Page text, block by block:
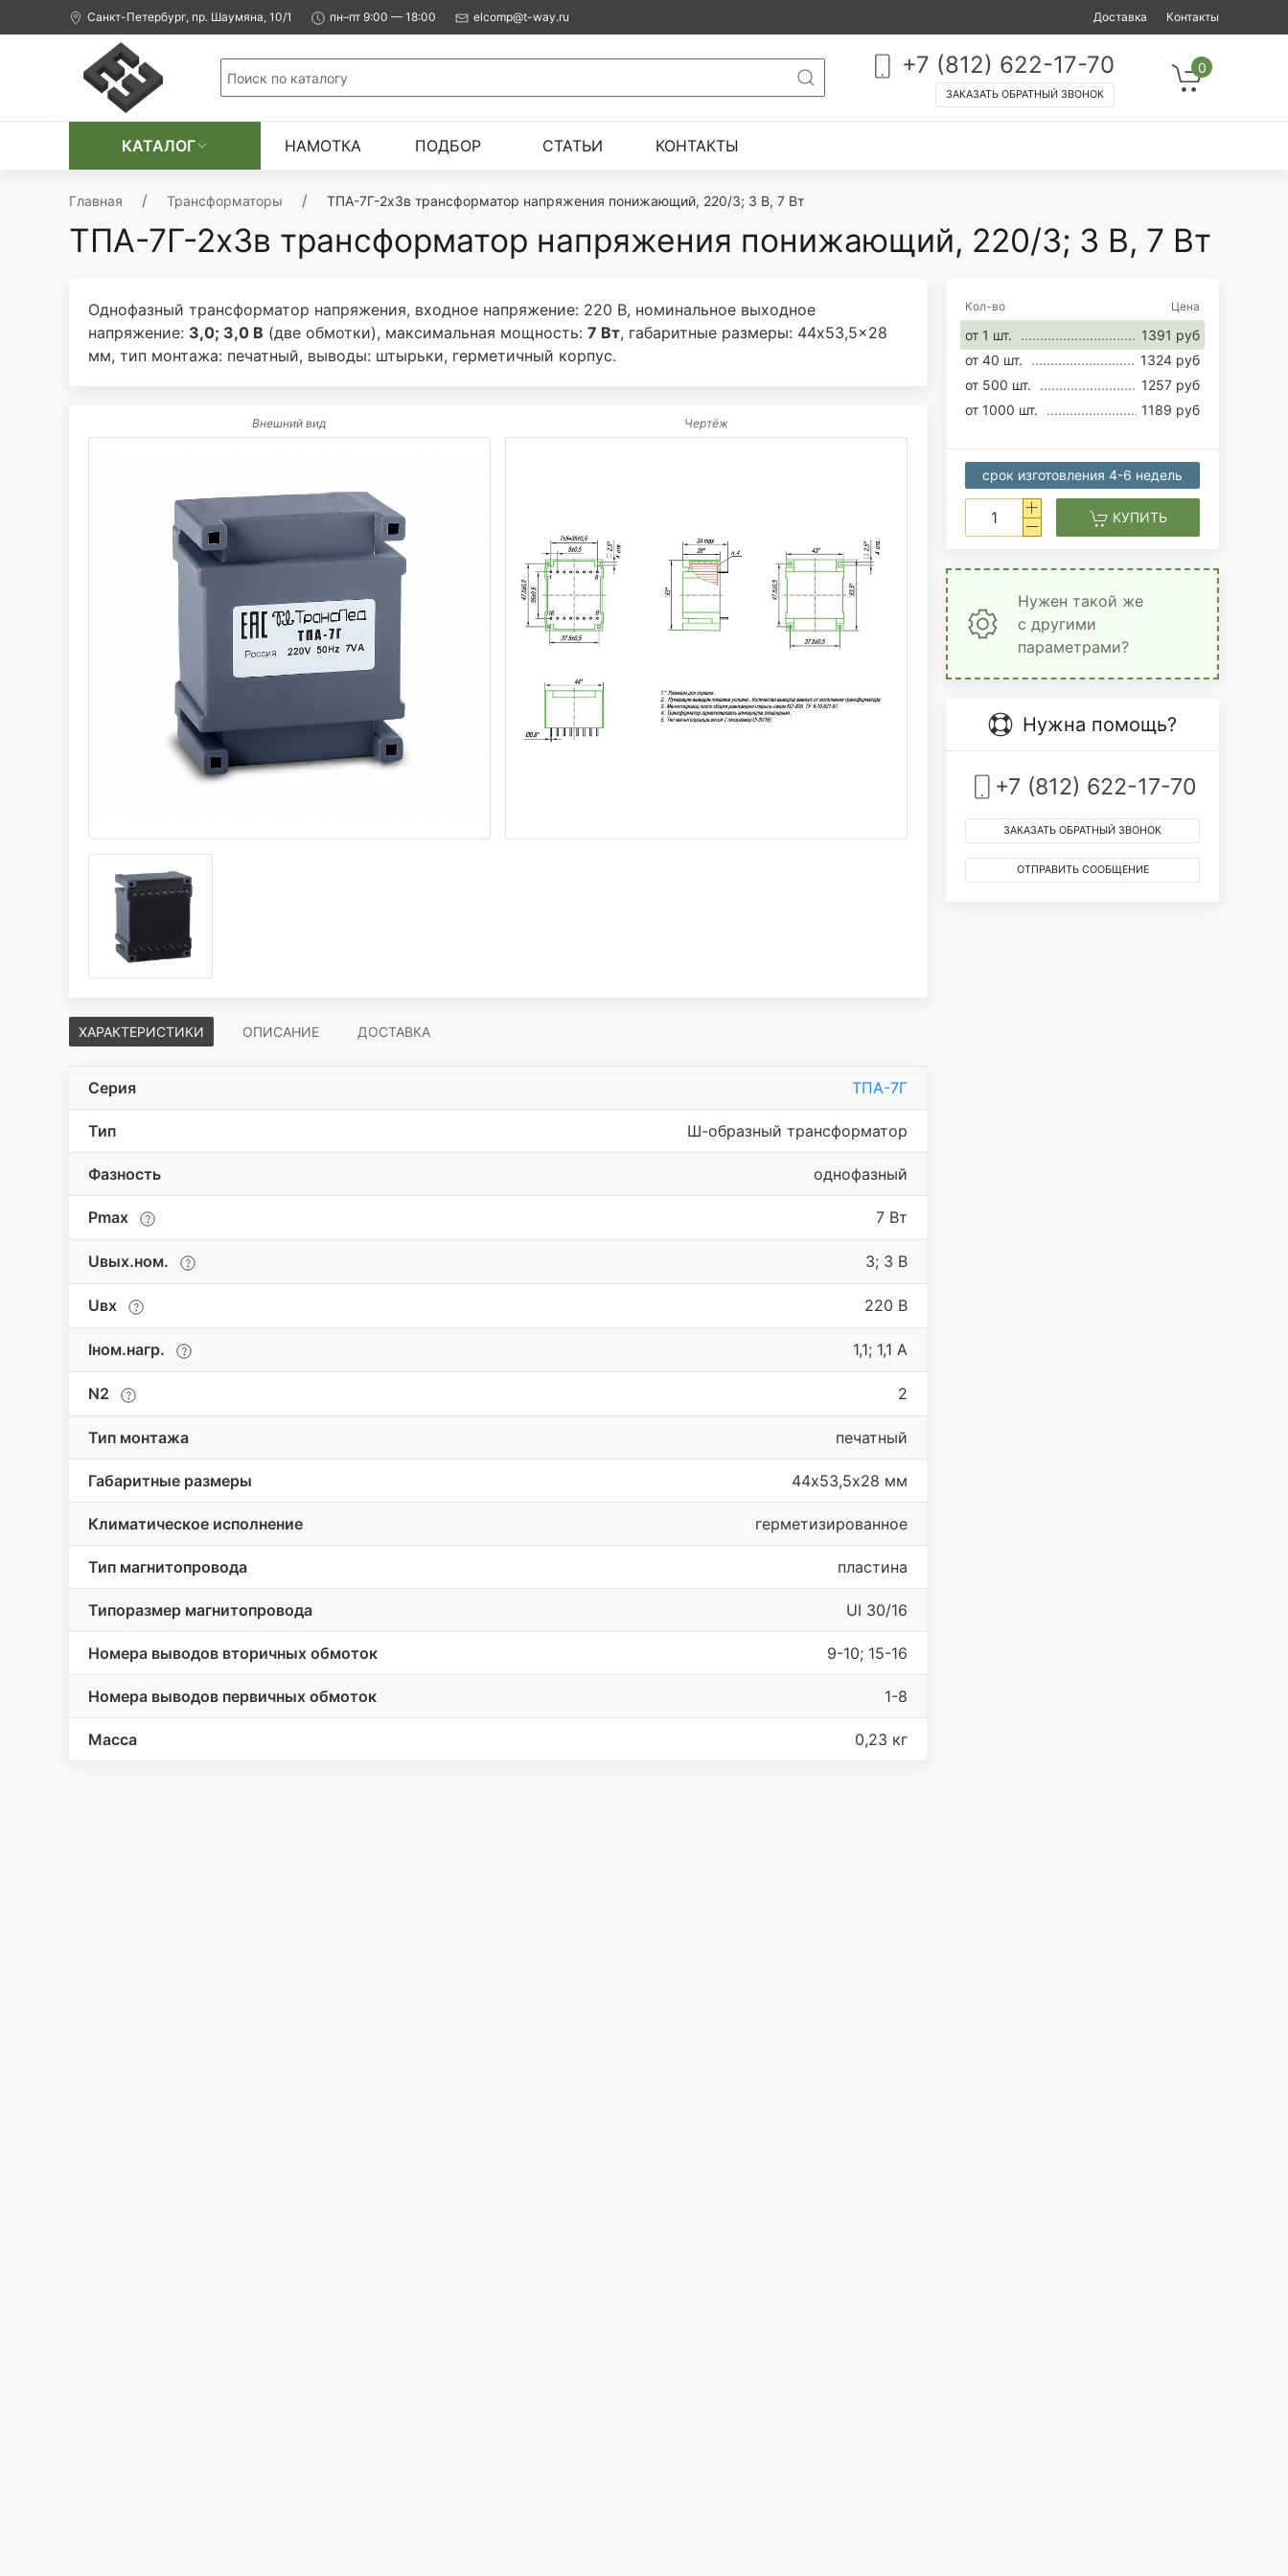
Санкт-Петербург, пр. Шаумяна, 10/1 пн–пт 9:00 — 18:00 elcomp@t-way.ru Доставка Контакты
+7 (812) 622-17-70
ЗАКАЗАТЬ ОБРАТНЫЙ ЗВОНОК
0
КАТАЛОГ НАМОТКА ПОДБОР СТАТЬИ КОНТАКТЫ
Главная Трансформаторы ТПА-7Г-2х3в трансформатор напряжения понижающий, 220/3; 3 В, 7 Вт
ТПА-7Г-2х3в трансформатор напряжения понижающий, 220/3; 3 В, 7 Вт
Однофазный трансформатор напряжения, входное напряжение: 220 В, номинальное выходное
напряжение: 3,0; 3,0 В (две обмотки), максимальная мощность: 7 Вт, габаритные размеры: 44x53,5x28
мм, тип монтажа: печатный, выводы: штырьки, герметичный корпус.
Внешний вид Чертёж
ХАРАКТЕРИСТИКИ ОПИСАНИЕ ДОСТАВКА
Серия ТПА-7Г
Тип Ш-образный трансформатор
Фазность однофазный
Pmax 7 Вт
Uвых.ном. 3; 3 В
Uвх 220 В
Iном.нагр. 1,1; 1,1 А
N2 2
Тип монтажа печатный
Габаритные размеры 44х53,5х28 мм
Климатическое исполнение герметизированное
Тип магнитопровода пластина
Типоразмер магнитопровода UI 30/16
Номера выводов вторичных обмоток 9-10; 15-16
Номера выводов первичных обмоток 1-8
Масса 0,23 кг
Кол-во Цена
от 1 шт.
1391 руб
от 40 шт.
1324 руб
от 500 шт.
1257 руб
от 1000 шт.
1189 руб
срок изготовления 4-6 недель
КУПИТЬ
Нужен такой же
с другими
параметрами?
Нужна помощь?
+7 (812) 622-17-70
ЗАКАЗАТЬ ОБРАТНЫЙ ЗВОНОК
ОТПРАВИТЬ СООБЩЕНИЕ